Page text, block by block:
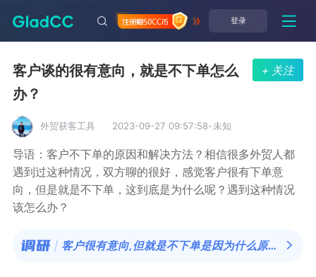
登录
客户谈的很有意向，就是不下单怎么
办？
+ 关注
外贸获客工具 2023-09-27 09:57:58·未知
导语：客户不下单的原因和解决方法？相信很多外贸人都
遇到过这种情况，双方聊的很好，感觉客户很有下单意
向，但是就是不下单，这到底是为什么呢？遇到这种情况
该怎么办？
客户很有意向,但就是不下单是因为什么原因？